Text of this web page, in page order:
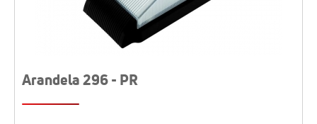
Arandela 296 - PR